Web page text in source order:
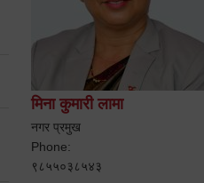
मिना कुमारी लामा
नगर प्रमुख
Phone:
९८५५०३८५४३